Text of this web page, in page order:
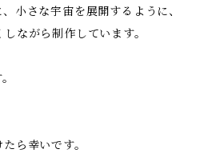
小さな宇宙を展開するように、
ながら制作しています。
ら幸いです。